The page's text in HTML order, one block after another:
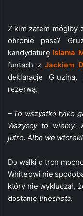
Z kim zatem
obronie pasa?
kandydaturę Islama
funtach zJackiem
deklaracje
rezerwą.
– To wszystko tylko
Wszyscy to wiemy.
jutro. Albo we wtorek!
Do walki o tron
White’owi nie
który nie wykluczał,
dostanie titleshota.